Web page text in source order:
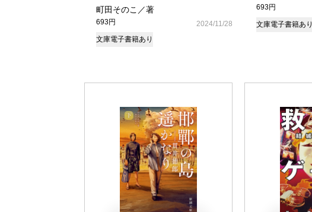
町田そのこ／著
693円
2024/11/28
文庫電子書籍あり
693円
文庫電子書籍あり